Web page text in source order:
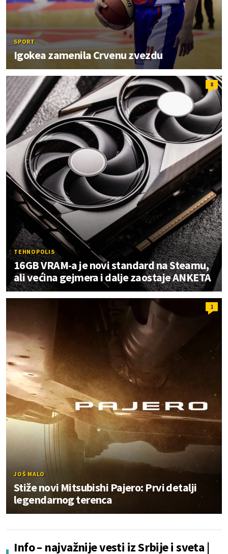
SPORT
Igokea zamenila Crvenu zvezdu
8
TEHNOPOLIS
16GB VRAM-a je novi standard na Steamu,
ali većina gejmera i dalje zaostaje ANKETA
1
JOŠ MALO
Stiže novi Mitsubishi Pajero: Prvi detalji
legendarnog terenca
Info – najvažnije vesti iz Srbije i sveta |